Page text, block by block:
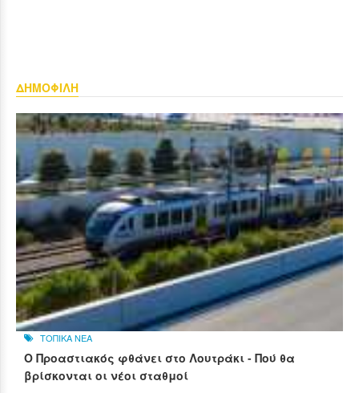
ΔΗΜΟΦΙΛΗ
ΤΟΠΙΚΑ ΝΕΑ
Ο Προαστιακός φθάνει στο Λουτράκι - Πού θα
βρίσκονται οι νέοι σταθμοί